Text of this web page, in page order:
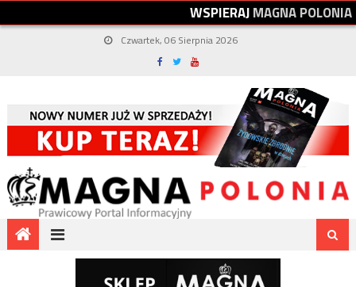
WSPIERAJMAGNAPOLONIA
Czwartek, 06 Sierpnia 2026